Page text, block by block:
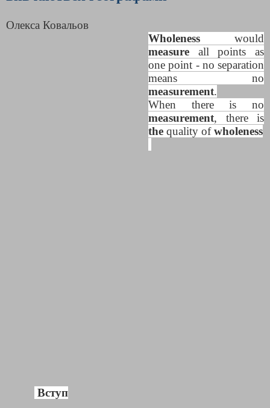
Олекса Ковальов
Wholeness would
measure all points as
one point - no separation
means no
measurement.
When there is no
measurement, there is
the quality ofwholeness
Вступ